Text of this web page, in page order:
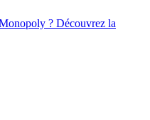
? Découvrez la